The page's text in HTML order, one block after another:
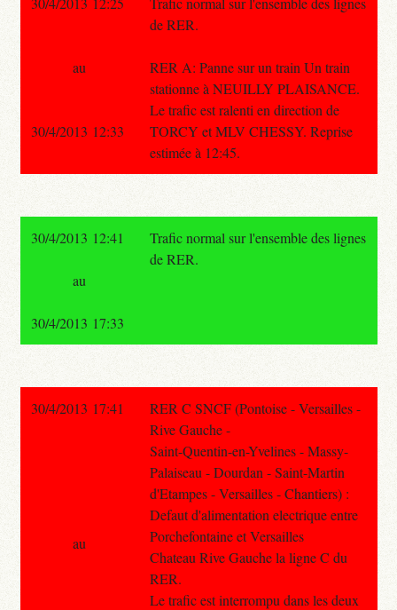
de RER.
RER A: Panne sur un train Un train
stationne à NEUILLY PLAISANCE.
Le trafic est ralenti en direction de
TORCY et MLV CHESSY. Reprise
estimée à 12:45.
au
30/4/2013 12:33
30/4/2013 12:41
Trafic normal sur l'ensemble des lignes
de RER.
au
30/4/2013 17:33
30/4/2013 17:41
RER C SNCF (Pontoise - Versailles -
Rive Gauche -
Saint-Quentin-en-Yvelines - Massy-
Palaiseau - Dourdan - Saint-Martin
d'Etampes - Versailles - Chantiers) :
Defaut d'alimentation electrique entre
Porchefontaine et Versailles
Chateau Rive Gauche la ligne C du
RER.
Le trafic est interrompu dans les deux
au